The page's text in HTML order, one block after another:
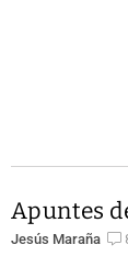
Apuntes
Jesús Maraña